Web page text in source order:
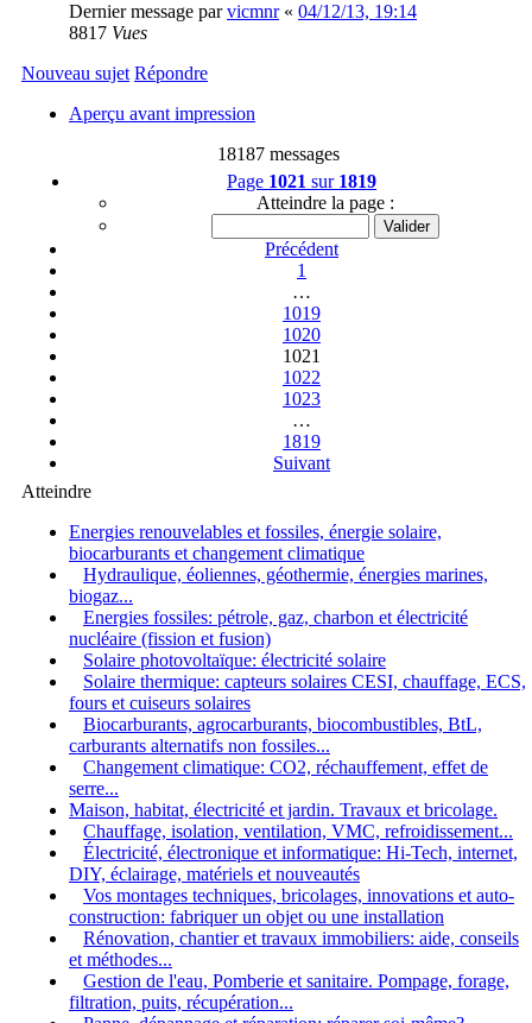
Dernier message parvicmnr« 04/12/13, 19:14
8817 Vues
Nouveau sujet Répondre
Aperçu avant impression
18187 messages
Page 1021 sur 1819
Atteindre la page :
Précédent
1
…
1019
1020
1021
1022
1023
…
1819
Suivant
Atteindre
Energies renouvelables et fossiles, énergie solaire,
biocarburants et changement climatique
Hydraulique, éoliennes, géothermie, énergies marines,
biogaz...
Energies fossiles: pétrole, gaz, charbon et électricité
nucléaire (fission et fusion)
Solaire photovoltaïque: électricité solaire
Solaire thermique: capteurs solaires CESI, chauffage, ECS,
fours et cuiseurs solaires
Biocarburants, agrocarburants, biocombustibles, BtL,
carburants alternatifs non fossiles...
Changement climatique: CO2, réchauffement, effet de
serre...
Maison, habitat, électricité et jardin. Travaux et bricolage.
Chauffage, isolation, ventilation, VMC, refroidissement...
Électricité, électronique et informatique: Hi-Tech, internet,
DIY, éclairage, matériels et nouveautés
Vos montages techniques, bricolages, innovations et auto-
construction: fabriquer un objet ou une installation
Rénovation, chantier et travaux immobiliers: aide, conseils
et méthodes...
Gestion de l'eau, Pomberie et sanitaire. Pompage, forage,
filtration, puits, récupération...